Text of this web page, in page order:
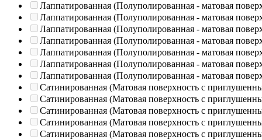
Лаппатированная (Полуполированная - матовая
Лаппатированная (Полуполированная - матовая
Лаппатированная (Полуполированная - матовая
Лаппатированная (Полуполированная - матовая
Лаппатированная (Полуполированная - матовая
Лаппатированная (Полуполированная - матовая
Лаппатированная (Полуполированная - матовая
Сатинированная (Матовая поверхность с
Сатинированная (Матовая поверхность с
Сатинированная (Матовая поверхность с
Сатинированная (Матовая поверхность с
Сатинированная (Матовая поверхность с